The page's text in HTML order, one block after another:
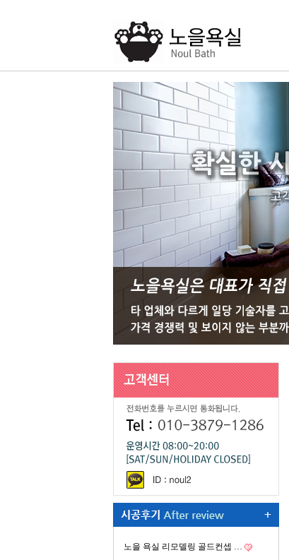
노을 욕실 리모델링 골드컨셉 …